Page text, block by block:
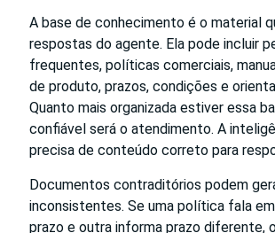
A base de conhecimento é o material
respostas do agente. Ela pode incluir
frequentes, políticas comerciais,
de produto, prazos, condições e
Quanto mais organizada estiver essa
confiável será o atendimento. A
precisa de conteúdo correto para
Documentos contraditórios podem
inconsistentes. Se uma política fala
prazo e outra informa prazo diferente,